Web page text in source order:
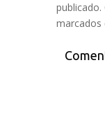
publicado.
marcados